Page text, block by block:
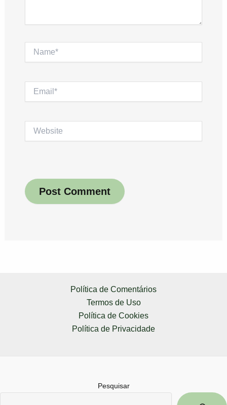
Política de Comentários
Termos de Uso
Política de Cookies
Política de Privacidade
Pesquisar